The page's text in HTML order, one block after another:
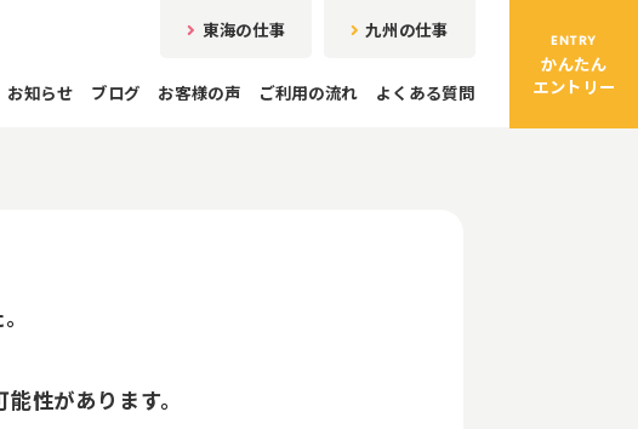
東海の仕事 九州の仕事
お知らせ ブログ お客様の声 ご利用の流れ よくある質問
ENTRY
かんたん
エントリー
性があります。